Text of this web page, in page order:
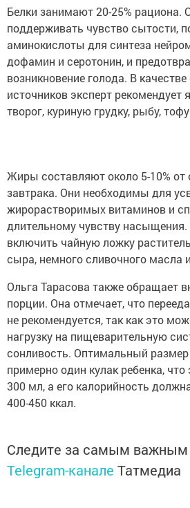
Белки занимают 20-25% рациона.
поддерживать чувство сытости,
аминокислоты для синтеза
дофамин и серотонин, и
возникновение голода. В
источников эксперт рекомендует
творог, куриную грудку, рыбу,
Жиры составляют около 5-10% от
завтрака. Они необходимы для
жирорастворимых витаминов и
длительному чувству
включить чайную ложку
сыра, немного сливочного масла
Ольга Тарасова также обращает
порции. Она отмечает, что
не рекомендуется, так как это
нагрузку на пищеварительную
сонливость. Оптимальный размер
примерно один кулак ребенка, что
300 мл, а его калорийность
400-450 ккал.
Следите за самым важным
Telegram-канале Татмедиа